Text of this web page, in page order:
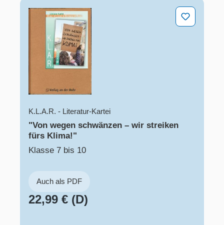
"Von wegen schwänzen – wir streiken fürs Klima!"
K.L.A.R. - Literatur-Kartei
"Von wegen schwänzen – wir streiken
fürs Klima!"
Klasse 7 bis 10
Auch als PDF
22,99 € (D)